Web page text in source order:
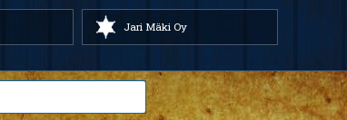
Jari Mäki Oy